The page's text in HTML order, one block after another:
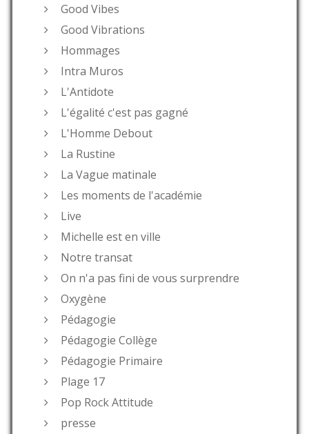
Good Vibes
Good Vibrations
Hommages
Intra Muros
L'Antidote
L'égalité c'est pas gagné
L'Homme Debout
La Rustine
La Vague matinale
Les moments de l'académie
Live
Michelle est en ville
Notre transat
On n'a pas fini de vous surprendre
Oxygène
Pédagogie
Pédagogie Collège
Pédagogie Primaire
Plage 17
Pop Rock Attitude
presse